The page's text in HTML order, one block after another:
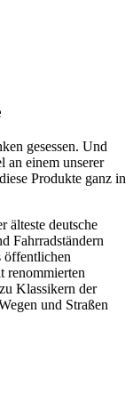
gesessen. Und
an einem unserer
Produkte ganz in
älteste deutsche
Fahrradständern
öffentlichen
renommierten
Klassikern der
und Straßen